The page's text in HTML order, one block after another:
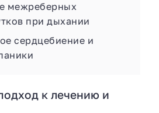
межреберных
при дыхании
сердцебиение и
к лечению и